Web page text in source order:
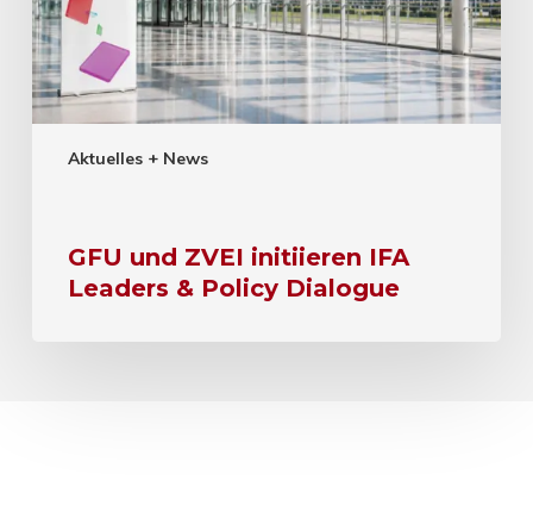
Aktuelles + News
GFU und ZVEI initiieren IFA
Leaders & Policy Dialogue